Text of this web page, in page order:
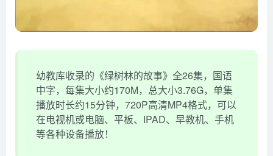
幼教库收录的《绿树林的故事》全26集，国语
中字，每集大小约170M，总大小3.76G，单集
播放时长约15分钟，720P高清MP4格式，可以
在电视机或电脑、平板、IPAD、早教机、手机
等各种设备播放！